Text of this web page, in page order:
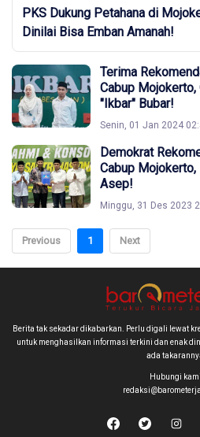
PKS Dukung Petahana di
Dinilai Bisa Emban Amanah!
Terima
Cabup Mojokerto,
"Ikbar" Bubar!
Senin, 01 Jan 2024
Demokrat
Cabup
Asep!
Minggu, 31 Des 2023
Previous 1 Next
Berita tak sekadar dikabarkan. Perlu digali lewat
untuk menghasilkan informasi terkini dan enak
ada
Hubungi